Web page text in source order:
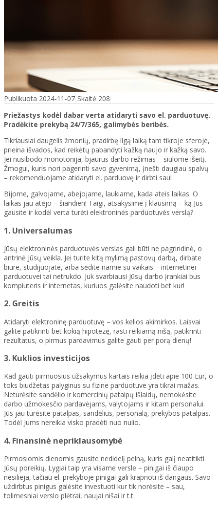
Publikuota 2024-11-07 Skaitė 208
Priežastys kodėl dabar verta atidaryti savo el. parduotuvę.
Pradėkite prekybą 24/7/365, galimybės beribės.
Tikriausiai daugelis žmonių, pradirbę ilgą laiką tam tikroje sferoje,
prieina išvados, kad reikėtų pabandyti kažką naujo ir kažką savo.
Jei nusibodo monotonija, bjaurus darbo režimas – siūlome išeitį.
Žmogui, kuris nori pagerinti savo gyvenimą, įnešti daugiau spalvų
– rekomenduojame atidaryti el. parduovę ir dirbti sau!
Bijome, galvojame, abejojame, laukiame, kada ateis laikas. O
laikas jau atėjo – šiandien! Taigi, atsakysime į klausimą – ką Jūs
gausite ir kodėl verta turėti elektroninės parduotuvės verslą?
1. Universalumas
Jūsų elektroninės parduotuvės verslas gali būti ne pagrindinė, o
antrinė Jūsų veikla. Jei turite kitą mylimą pastovų darbą, dirbate
biure, studijuojate, arba sėdite namie su vaikais – internetinei
parduotuvei tai netrukdo. Juk svarbiausi Jūsų darbo įrankiai bus
kompiuteris ir internetas, kuriuos galėsite naudoti bet kur!
2. Greitis
Atidaryti elektroninę parduotuvę – vos kelios akimirkos. Laisvai
galite patikrinti bet kokią hipotezę, rasti reikiamą nišą, patikrinti
rezultatus, o pirmus pardavimus galite gauti per porą dienų!
3. Kuklios investicijos
Kad gauti pirmuosius užsakymus kartais reikia įdėti apie 100 Eur, o
toks biudžetas palyginus su fizine parduotuve yra tikrai mažas.
Neturėsite sandėlio ir komercinių patalpų išlaidų, nemokėsite
darbo užmokesčio pardavėjams, valytojams ir kitam personalui.
Jūs jau turėsite patalpas, sandėlius, personalą, prekybos patalpas.
Todėl Jums nereikia visko pradėti nuo nulio.
4. Finansinė nepriklausomybė
Pirmosiomis dienomis gausite nedidelį pelną, kuris galį neatitikti
Jūsų poreikių. Lygiai taip yra visame versle – pinigai iš čiaupo
nesilieja, tačiau el. prekyboje pinigai gali krapnoti iš dangaus. Savo
uždirbtus pinigus galėsite investuoti kur tik norėsite – sau,
tolimesniai verslo plėtrai, naujai nišai ir t.t.